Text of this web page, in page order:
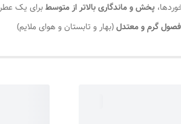
پخش و ماندگاری بالاتر از متوسطبرای یک
فصول گرم و معتدل(بهار و تابستان و هوای ملایم)